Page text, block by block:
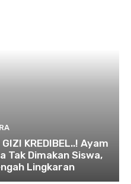
KREDIBEL..! Ayam
Tak Dimakan Siswa,
Lingkaran